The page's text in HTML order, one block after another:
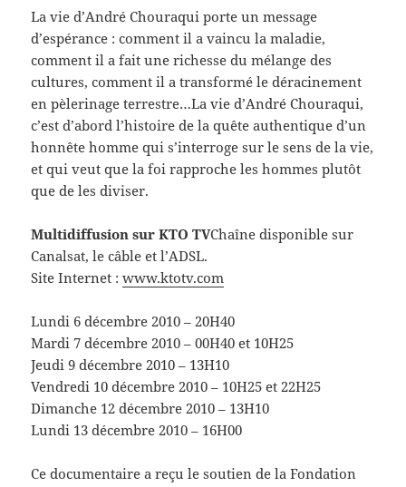
La vie d’André Chouraqui porte un message
d’espérance : comment il a vaincu la maladie,
comment il a fait une richesse du mélange des
cultures, comment il a transformé le déracinement
en pèlerinage terrestre…La vie d’André Chouraqui,
c’est d’abord l’histoire de la quête authentique d’un
honnête homme qui s’interroge sur le sens de la vie,
et qui veut que la foi rapproche les hommes plutôt
que de les diviser.
Multidiffusion sur KTO TVChaîne disponible sur
Canalsat, le câble et l’ADSL.
Site Internet :www.ktotv.com
Lundi 6 décembre 2010 – 20H40
Mardi 7 décembre 2010 – 00H40 et 10H25
Jeudi 9 décembre 2010 – 13H10
Vendredi 10 décembre 2010 – 10H25 et 22H25
Dimanche 12 décembre 2010 – 13H10
Lundi 13 décembre 2010 – 16H00
Ce documentaire a reçu le soutien de la Fondation